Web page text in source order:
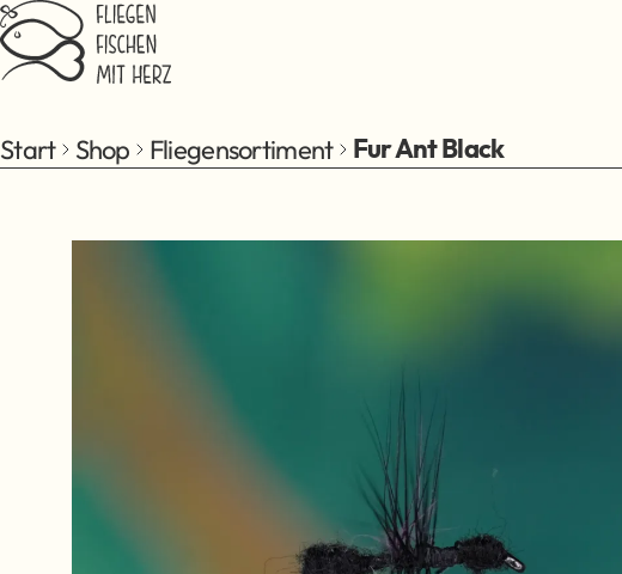
Zum Hauptinhalt springen
Start Shop Fliegensortiment Fur Ant Black